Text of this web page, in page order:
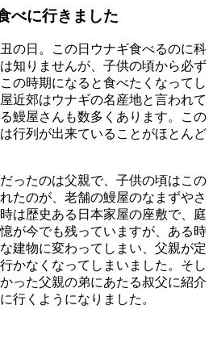
べに行きました
の日。この日ウナギ食べるのに科
知りませんが、子供の頃から必ず
の時期になると食べたくなってし
近郊はウナギの名産地と言われて
鰻屋さんも数多くあります。この
行列が出来ていることがほとんど
ったのは父親で、子供の頃はこの
たのが、老舗の鰻屋のなまずやさ
は歴史ある日本家屋の座敷で、庭
が今でも残っていますが、ある時
建物に変わってしまい、父親が定
かなくなってしまいました。そし
った父親の弟にあたる叔父に紹介
行くようになりました。